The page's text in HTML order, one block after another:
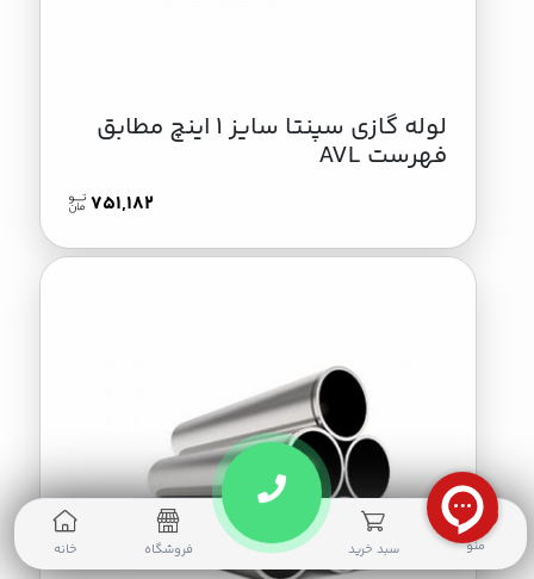
لوله گازی سپنتا سایز 1 اینچ مطابق
فهرست AVL
751,182
منو
0
سبد خرید فروشگاه خانه